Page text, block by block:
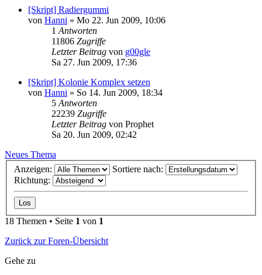
[Skript] Radiergummi
von Hanni » Mo 22. Jun 2009, 10:06
1 Antworten
11806 Zugriffe
Letzter Beitrag von g00gle
Sa 27. Jun 2009, 17:36
[Skript] Kolonie Komplex setzen
von Hanni » So 14. Jun 2009, 18:34
5 Antworten
22239 Zugriffe
Letzter Beitrag von Prophet
Sa 20. Jun 2009, 02:42
Neues Thema
Anzeigen:
Sortiere nach:
Richtung:
18 Themen • Seite 1 von 1
Zurück zur Foren-Übersicht
Gehe zu